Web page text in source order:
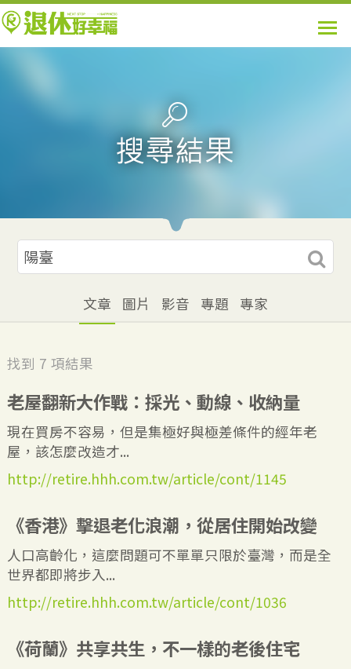
文章 圖片 影音 專題 專家
找到 7 項結果
老屋翻新大作戰：採光、動線、收納量
現在買房不容易，但是集極好與極差條件的經年老
屋，該怎麼改造才...
http://retire.hhh.com.tw/article/cont/1145
《香港》擊退老化浪潮，從居住開始改變
人口高齡化，這麼問題可不單單只限於臺灣，而是全
世界都即將步入...
http://retire.hhh.com.tw/article/cont/1036
《荷蘭》共享共生，不一樣的老後住宅